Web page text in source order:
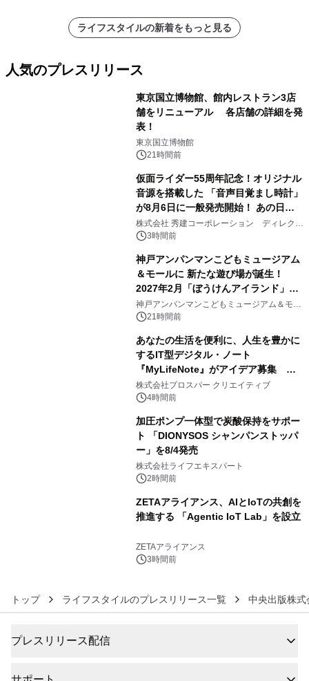
ライフスタイルの新着をもっと見る
人気のプレスリリース
東京国立博物館、館内レストラン3店
舗をリニューアル 各店舗の詳細を発
表！
東京国立博物館
21時間前
仮面ライダー55周年記念！オリジナル
音源を搭載した 「音声目覚まし時計」
が8月6日に一般発売開始！ あの日の
大興奮が今甦る
株式会社 秀建コーポレーション ディレクト
アートギャラリー
3時間前
神戸アンパンマンこどもミュージアム
＆モールに 新たな遊び場が誕生！
2027年2月「ぼうけんアイランド」が
オープン
神戸アンパンマンこどもミュージアム＆モー
ル 21時間前
あなたの生活を便利に、人生を豊かに
するIT型デジタル・ノート
『MyLifeNote』がアイデア募集 優
秀賞100名に1年間無償試用
株式会社プロスパー クリエイティブ
4時間前
加圧ポンプ一体型で炭酸保持をサポー
ト 「DIONYSOS シャンパンストッパ
ー」を8/4発売
株式会社ライフエキスパート
2時間前
ZETAアライアンス、AIとIoTの共創を
推進する 「Agentic IoT Lab」を設立
ZETAアライアンス
3時間前
トップ ライフスタイルのプレスリリース一覧 中央出版株式
プレスリリース配信